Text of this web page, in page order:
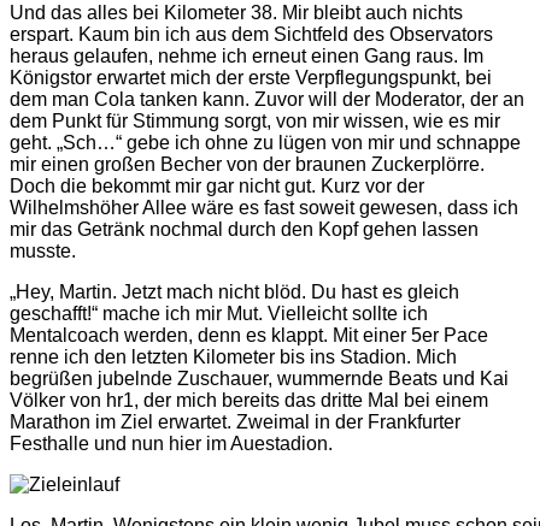
Und das alles bei Kilometer 38. Mir bleibt auch nichts
erspart. Kaum bin ich aus dem Sichtfeld des Observators
heraus gelaufen, nehme ich erneut einen Gang raus. Im
Königstor erwartet mich der erste Verpflegungspunkt, bei
dem man Cola tanken kann. Zuvor will der Moderator, der an
dem Punkt für Stimmung sorgt, von mir wissen, wie es mir
geht. „Sch…“ gebe ich ohne zu lügen von mir und schnappe
mir einen großen Becher von der braunen Zuckerplörre.
Doch die bekommt mir gar nicht gut. Kurz vor der
Wilhelmshöher Allee wäre es fast soweit gewesen, dass ich
mir das Getränk nochmal durch den Kopf gehen lassen
musste.
„Hey, Martin. Jetzt mach nicht blöd. Du hast es gleich
geschafft!“ mache ich mir Mut. Vielleicht sollte ich
Mentalcoach werden, denn es klappt. Mit einer 5er Pace
renne ich den letzten Kilometer bis ins Stadion. Mich
begrüßen jubelnde Zuschauer, wummernde Beats und Kai
Völker von hr1, der mich bereits das dritte Mal bei einem
Marathon im Ziel erwartet. Zweimal in der Frankfurter
Festhalle und nun hier im Auestadion.